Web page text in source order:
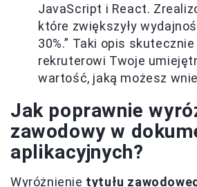
JavaScript i React.
które zwiększyły
30%.” Taki opis
rekruterowi Twoje
wartość, jaką możesz
Jak poprawnie
zawodowy w
aplikacyjnych?
Wyróżnienie tytułu